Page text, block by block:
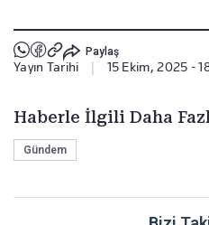
Paylaş
Yayın Tarihi 15 Ekim, 2025 -
Haberle İlgili Daha
Gündem